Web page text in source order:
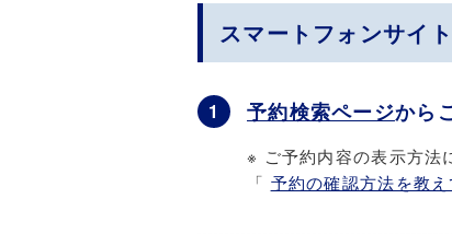
スマートフォンサイ
1 予約検索ページから
※ ご予約内容の表示方法
「 予約の確認方法を教え